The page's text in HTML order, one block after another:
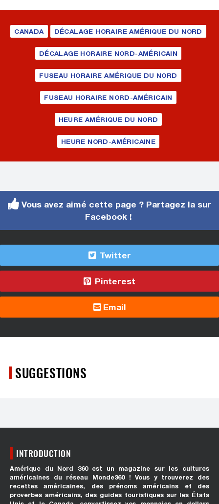
CANADA DÉCALAGE HORAIRE AMÉRIQUE DU NORD
DÉCALAGE HORAIRE NORD-AMÉRICAIN
FUSEAU HORAIRE AMÉRIQUE DU NORD
FUSEAU HORAIRE NORD-AMÉRICAIN
HEURE AMÉRIQUE DU NORD
HEURE NORD-AMÉRICAINE
Vous avez aimé cette page ? Partagez la sur
Facebook !
Twitter
Pinterest
Email
SUGGESTIONS
INTRODUCTION
Amérique du Nord 360 est un magazine sur les cultures
américaines du réseau Monde360 ! Vous y trouverez des
recettes américaines, des prénoms américains et des
proverbes américains, des guides touristiques sur les États